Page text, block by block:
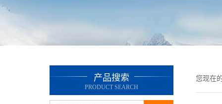
产品搜索
PRODUCT SEARCH
您现在